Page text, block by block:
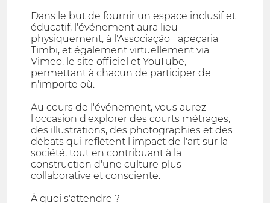
Dans le but de fournir un espace inclusif et
éducatif, l'événement aura lieu
physiquement, à l'Associação Tapeçaria
Timbi, et également virtuellement via
Vimeo, le site officiel et YouTube,
permettant à chacun de participer de
n'importe où.
Au cours de l'événement, vous aurez
l'occasion d'explorer des courts métrages,
des illustrations, des photographies et des
débats qui reflètent l'impact de l'art sur la
société, tout en contribuant à la
construction d'une culture plus
collaborative et consciente.
À quoi s'attendre ?